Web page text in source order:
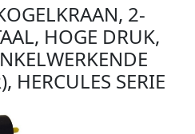
2-
HOGE DRUK,
HERCULES SERIE